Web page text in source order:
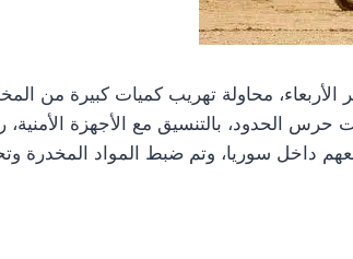
محاولة تهريب كميات كبيرة من
الحدود، بالتنسيق مع الأجهزة
داخل سوريا، وتم ضبط المواد المخدرة